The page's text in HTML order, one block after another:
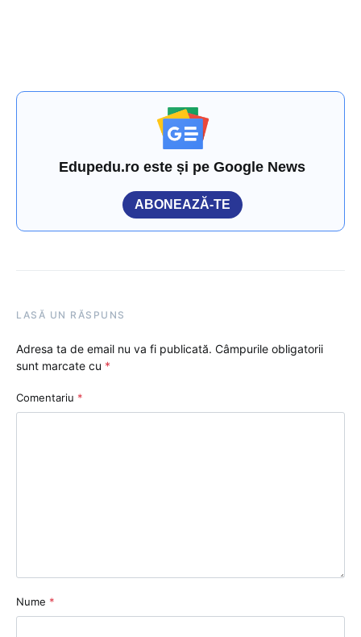
Edupedu.ro este și pe Google News
ABONEAZĂ-TE
LASĂ UN RĂSPUNS
Adresa ta de email nu va fi publicată. Câmpurile obligatorii
sunt marcate cu *
Comentariu *
Nume *